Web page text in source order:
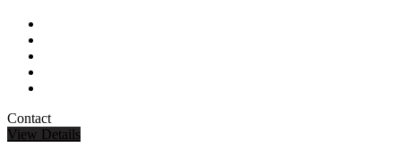
Contact
View Details